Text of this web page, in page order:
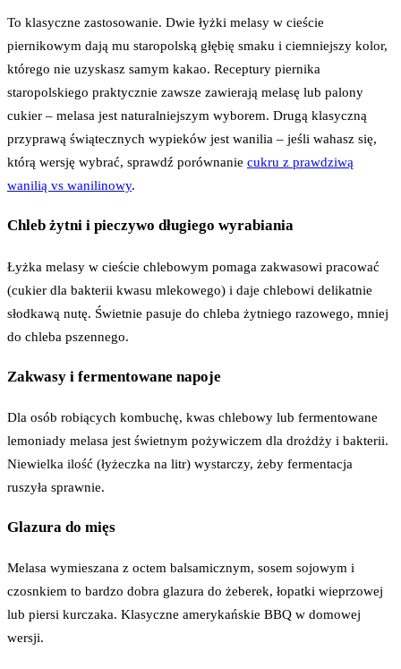
To klasyczne zastosowanie. Dwie łyżki melasy w cieście
piernikowym dają mu staropolską głębię smaku i ciemniejszy kolor,
którego nie uzyskasz samym kakao. Receptury piernika
staropolskiego praktycznie zawsze zawierają melasę lub palony
cukier – melasa jest naturalniejszym wyborem. Drugą klasyczną
przyprawą świątecznych wypieków jest wanilia – jeśli wahasz się,
którą wersję wybrać, sprawdź porównanie cukru z prawdziwą
wanilią vs wanilinowy.
Chleb żytni i pieczywo długiego wyrabiania
Łyżka melasy w cieście chlebowym pomaga zakwasowi pracować
(cukier dla bakterii kwasu mlekowego) i daje chlebowi delikatnie
słodkawą nutę. Świetnie pasuje do chleba żytniego razowego, mniej
do chleba pszennego.
Zakwasy i fermentowane napoje
Dla osób robiących kombuchę, kwas chlebowy lub fermentowane
lemoniady melasa jest świetnym pożywiczem dla drożdży i bakterii.
Niewielka ilość (łyżeczka na litr) wystarczy, żeby fermentacja
ruszyła sprawnie.
Glazura do mięs
Melasa wymieszana z octem balsamicznym, sosem sojowym i
czosnkiem to bardzo dobra glazura do żeberek, łopatki wieprzowej
lub piersi kurczaka. Klasyczne amerykańskie BBQ w domowej
wersji.